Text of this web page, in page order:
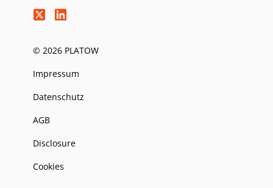
© 2026 PLATOW
Impressum
Datenschutz
AGB
Disclosure
Cookies